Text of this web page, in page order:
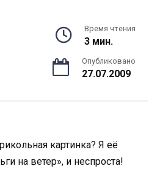
Время чтения
3 мин.
Опубликовано
27.07.2009
картинка? Я её
на ветер», и неспроста!